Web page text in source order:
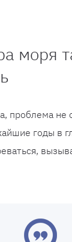
моря
проблема не
годы в